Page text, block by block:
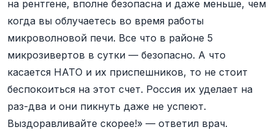
на рентгене, вполне безопасна и даже меньше, чем
когда вы облучаетесь во время работы
микроволновой печи. Все что в районе 5
микрозивертов в сутки — безопасно. А что
касается НАТО и их приспешников, то не стоит
беспокоиться на этот счет. Россия их уделает на
раз-два и они пикнуть даже не успеют.
Выздоравливайте скорее!» — ответил врач.